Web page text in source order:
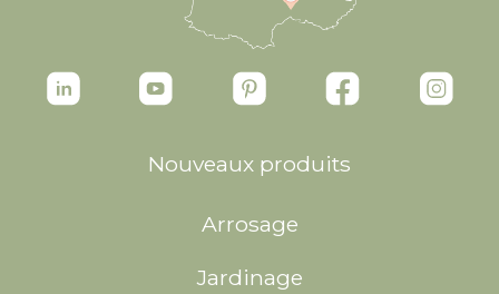
Nouveaux produits
Arrosage
Jardinage